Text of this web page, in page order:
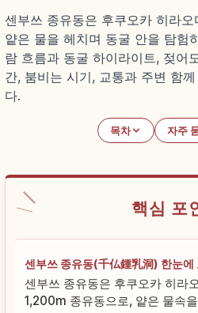
센부쓰 종유동은 후쿠오카 히라
얕은 물을 헤치며 동굴 안을 탐험
람 흐름과 동굴 하이라이트, 젖어
간, 붐비는 시기, 교통과 주변 함
다.
목차 자주
핵심 포
센부쓰 종유동(千仏鍾乳洞) 한눈에
센부쓰 종유동은 후쿠오카 히라
1,200m 종유동으로, 얕은 물속